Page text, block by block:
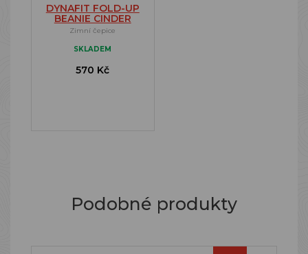
DYNAFIT FOLD-UP
BEANIE CINDER
Zimní čepice
SKLADEM
570 Kč
Podobné produkty